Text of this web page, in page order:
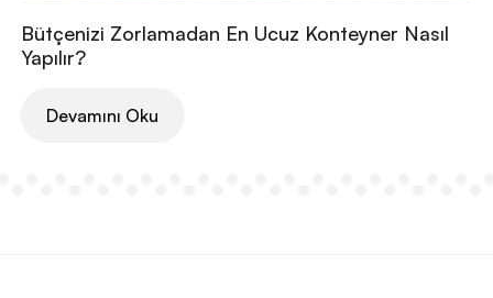
Bütçenizi Zorlamadan En Ucuz Konteyner Nasıl
Yapılır?
Devamını Oku